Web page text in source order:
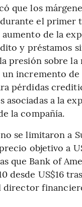
que los
el primer
de la
y préstamos
presión sobre
un incremento de
pérdidas
a la
la compañía.
se limitaron a
objetivo a
que Bank of
desde US$16
director